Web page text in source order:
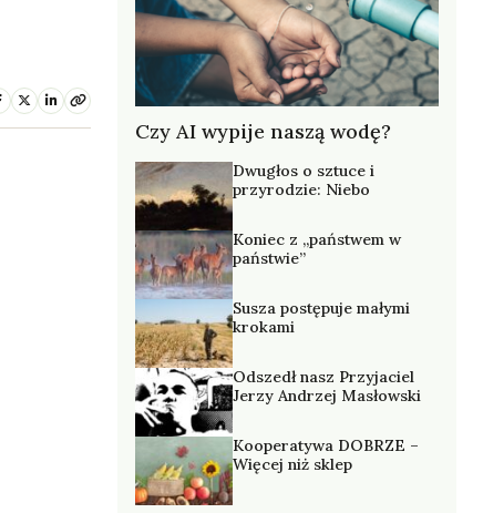
Czy AI wypije naszą wodę?
Dwugłos o sztuce i
przyrodzie: Niebo
Koniec z „państwem w
państwie”
Susza postępuje małymi
krokami
Odszedł nasz Przyjaciel
Jerzy Andrzej Masłowski
Kooperatywa DOBRZE –
Więcej niż sklep